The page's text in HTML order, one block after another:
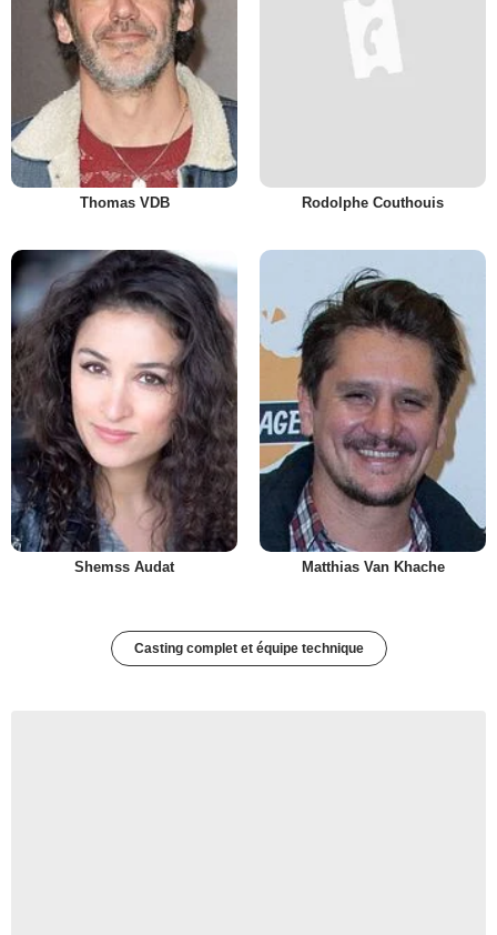
Thomas VDB Rodolphe Couthouis
Shemss Audat Matthias Van Khache
Casting complet et équipe technique